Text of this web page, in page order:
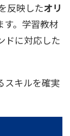
反映したオリ
す。学習教材
ドに対応した
スキルを確実